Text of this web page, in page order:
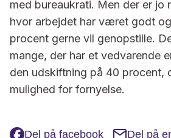
med bureaukrati. Men der er jo
hvor arbejdet har været godt
procent gerne vil genopstille.
mange, der har et vedvarende
den udskiftning på 40 procent,
mulighed for fornyelse.
Del på facebook Del på